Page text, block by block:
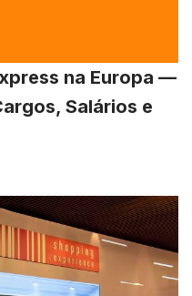
na Europa —
Salários e